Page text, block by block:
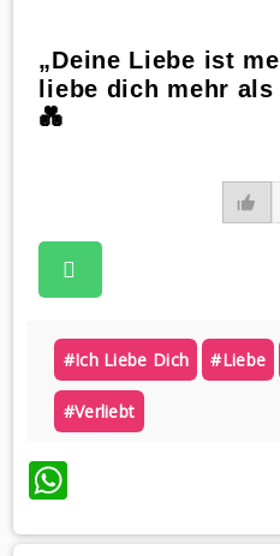
„Deine Liebe ist
liebe dich mehr
💑
#ich Liebe Dich #liebe
#verliebt
WhatsApp